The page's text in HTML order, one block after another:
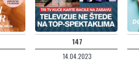
147
14.04.2023